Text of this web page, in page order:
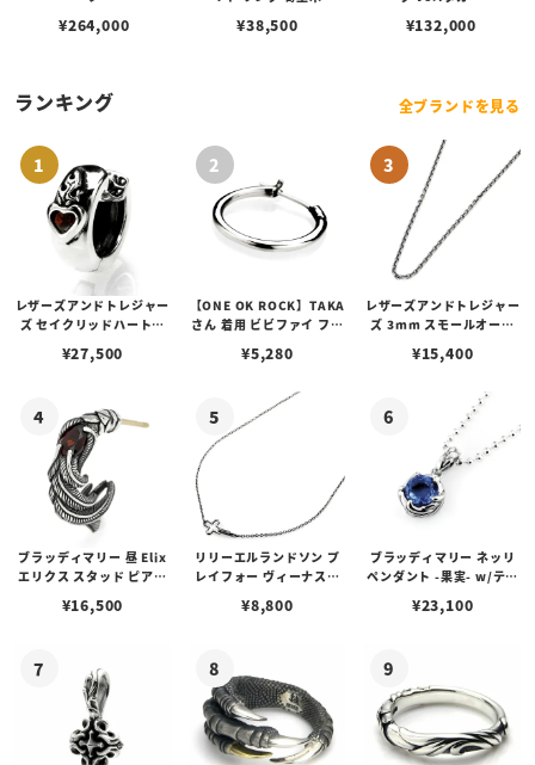
¥264,000 ¥38,500 ¥132,000
ランキング 全ブランドを見る
レザーズアンドトレジャー
ズ セイクリッドハートピ
¥27,500
【ONE OK ROCK】TAKA
さん 着用 ビビファイ フー
¥5,280
レザーズアンドトレジャー
ズ 3mm スモールオーバ
ブスタークラスプ＆LTロ
¥15,400
ブラッディマリー 昼 Elix
エリクス スタッド ピアス
¥16,500
リリーエルランドソン プ
レイフォー ヴィーナスチ
¥8,800
ブラッディマリー ネッリ
ペンダント -果実- w/ティ
¥23,100